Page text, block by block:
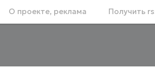
О проекте, реклама Получить